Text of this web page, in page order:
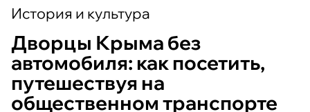
История и культура
Дворцы Крыма без
автомобиля: как посетить,
путешествуя на
общественном транспорте